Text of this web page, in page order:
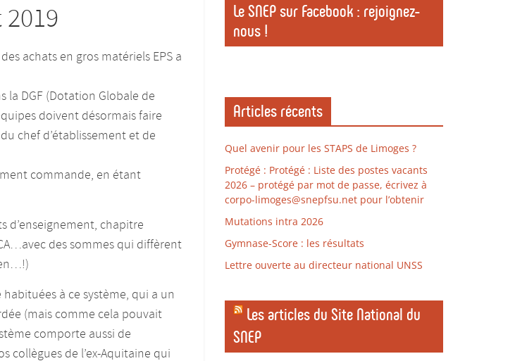
achats en gros matériels EPS a
la DGF (Dotation Globale de
doivent désormais faire
chef d’établissement et de
commande, en étant
d’enseignement, chapitre
des sommes qui diffèrent
à ce système, qui a un
(mais comme cela pouvait
comporte aussi de
collègues de l’ex-Aquitaine qui
Le SNEP sur Facebook : rejoignez-
nous !
Articles récents
Quel avenir pour les STAPS de Limoges ?
Protégé : Protégé : Liste des postes vacants
2026 – protégé par mot de passe, écrivez à
corpo-limoges@snepfsu.net pour l’obtenir
Mutations intra 2026
Gymnase-Score : les résultats
Lettre ouverte au directeur national UNSS
Les articles du Site National du
SNEP